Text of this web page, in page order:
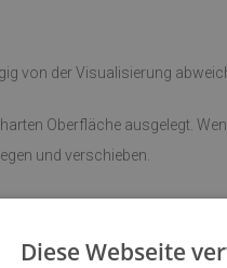
von der Visualisierung
Oberfläche ausgelegt.
und verschieben.
Diese Webseite